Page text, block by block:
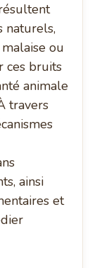
naturels,
ou
ces bruits
animale
travers
ainsi
et